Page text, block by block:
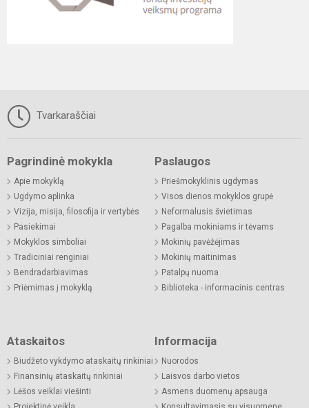
Tvarkaraščiai
Pagrindinė mokykla
Apie mokyklą
Ugdymo aplinka
Vizija, misija, filosofija ir vertybės
Pasiekimai
Mokyklos simboliai
Tradiciniai renginiai
Bendradarbiavimas
Priėmimas į mokyklą
Paslaugos
Priešmokyklinis ugdymas
Visos dienos mokyklos grupė
Neformalusis švietimas
Pagalba mokiniams ir tėvams
Mokinių pavėžėjimas
Mokinių maitinimas
Patalpų nuoma
Biblioteka - informacinis centras
Ataskaitos
Biudžeto vykdymo ataskaitų rinkiniai
Finansinių ataskaitų rinkiniai
Lėšos veiklai viešinti
Informacija
Nuorodos
Laisvos darbo vietos
Asmens duomenų apsauga